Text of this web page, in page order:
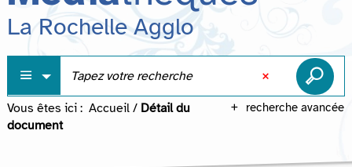
La Rochelle Agglo
recherche avancée
Vous êtes ici : Accueil / Détail du
document